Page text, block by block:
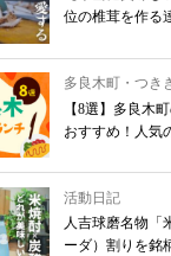
位の椎茸を作る
多良木町・つき
【8選】多良木
おすすめ！人気
活動日記
人吉球磨名物「
ーダ）割りを銘